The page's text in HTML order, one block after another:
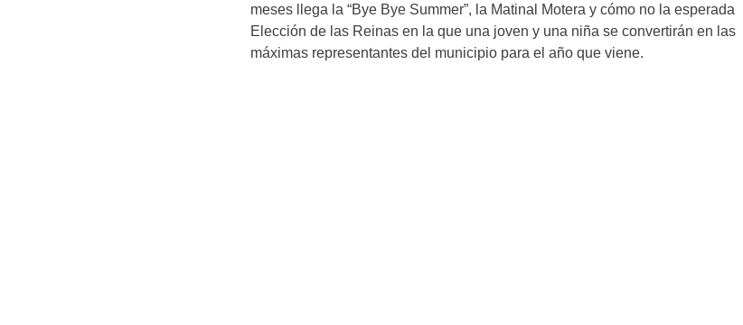
meses llega la “Bye Bye Summer”, la Matinal Motera y cómo no la esperada
Elección de las Reinas en la que una joven y una niña se convertirán en las
máximas representantes del municipio para el año que viene.